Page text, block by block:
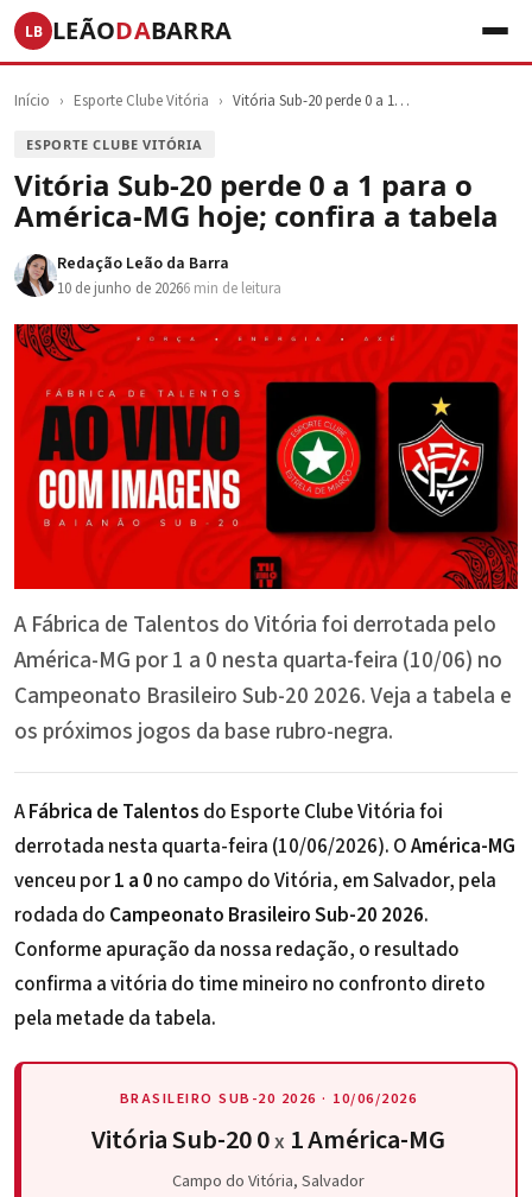
LB LEÃODABARRA
Início › Esporte Clube Vitória › Vitória Sub-20 perde 0 a 1…
ESPORTE CLUBE VITÓRIA
Vitória Sub-20 perde 0 a 1 para o
América-MG hoje; confira a tabela
Redação Leão da Barra
10 de junho de 20266 min de leitura
A Fábrica de Talentos do Vitória foi derrotada pelo
América-MG por 1 a 0 nesta quarta-feira (10/06) no
Campeonato Brasileiro Sub-20 2026. Veja a tabela e
os próximos jogos da base rubro-negra.
AFábrica de Talentos do Esporte Clube Vitória foi
derrotada nesta quarta-feira (10/06/2026). OAmérica-MG
venceu por1 a 0 no campo do Vitória, em Salvador, pela
rodada do Campeonato Brasileiro Sub-20 2026.
Conforme apuração da nossa redação, o resultado
confirma a vitória do time mineiro no confronto direto
pela metade da tabela.
BRASILEIRO SUB-20 2026 · 10/06/2026
Vitória Sub-20 0x 1 América-MG
Campo do Vitória, Salvador